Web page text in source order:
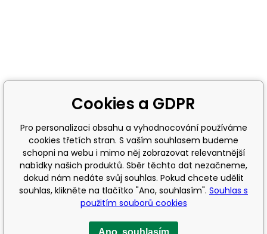
Cookies a GDPR
Pro personalizaci obsahu a vyhodnocování používáme
cookies třetích stran. S vaším souhlasem budeme
schopni na webu i mimo něj zobrazovat relevantnější
nabídky našich produktů. Sběr těchto dat nezačneme,
dokud nám nedáte svůj souhlas. Pokud chcete udělit
souhlas, klikněte na tlačítko "Ano, souhlasím". Souhlas s
použitím souborů cookies
Ano, souhlasím